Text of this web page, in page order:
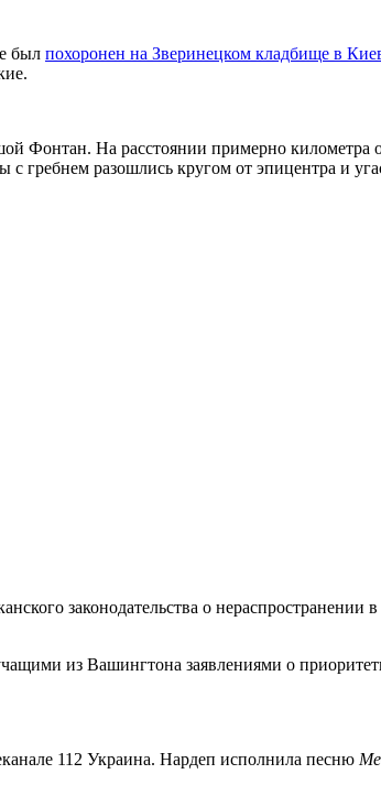
был похоронен на Зверинецком кладбище в
Фонтан. На расстоянии примерно километра
разошлись кругом от эпицентра и
законодательства о
из Вашингтона заявлениями о
112 Украина. Нардеп исполнила песню